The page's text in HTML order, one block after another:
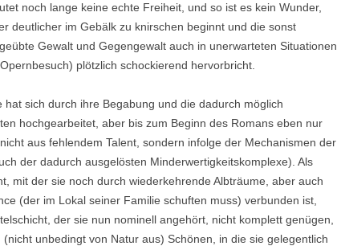
noch lange keine echte Freiheit, und so ist es kein Wunder,
deutlicher im Gebälk zu knirschen beginnt und die sonst
Gewalt und Gegengewalt auch in unerwarteten Situationen
plötzlich schockierend hervorbricht.
hat sich durch ihre Begabung und die dadurch möglich
hochgearbeitet, aber bis zum Beginn des Romans eben nur
aus fehlendem Talent, sondern infolge der Mechanismen der
der dadurch ausgelösten Minderwertigkeitskomplexe). Als
mit der sie noch durch wiederkehrende Albträume, aber auch
(der im Lokal seiner Familie schuften muss) verbunden ist,
der sie nun nominell angehört, nicht komplett genügen,
unbedingt von Natur aus) Schönen, in die sie gelegentlich